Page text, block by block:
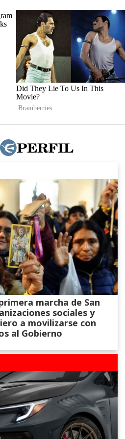
marcha de San
sociales y
a movilizarse con
al Gobierno